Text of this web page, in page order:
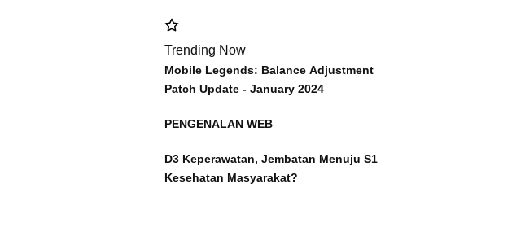
Trending Now
Mobile Legends: Balance Adjustment
Patch Update - January 2024
PENGENALAN WEB
D3 Keperawatan, Jembatan Menuju S1
Kesehatan Masyarakat?